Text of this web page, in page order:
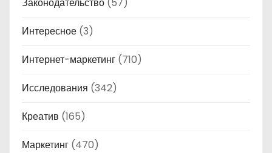
Законодательство (57)
Интересное (3)
Интернет-маркетинг (710)
Исследования (342)
Креатив (165)
Маркетинг (470)